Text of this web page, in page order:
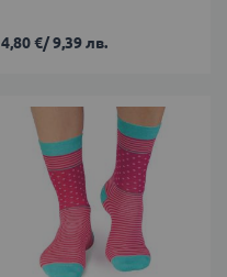
4,80 €/9,39 лв.